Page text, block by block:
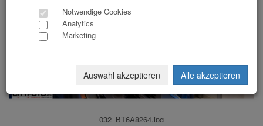
032_BT6A8264.jpg
Notwendige Cookies
Analytics
Marketing
Auswahl akzeptieren Alle akzeptieren